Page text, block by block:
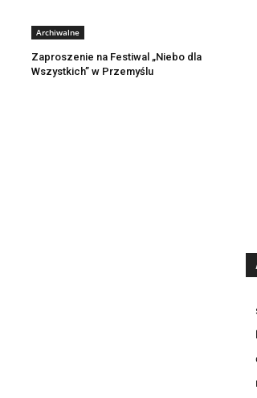
Archiwalne
Zaproszenie na Festiwal „Niebo dla
Wszystkich” w Przemyślu